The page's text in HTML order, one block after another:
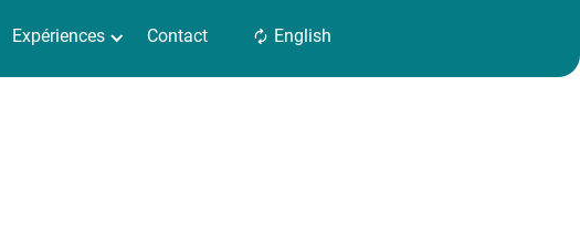
Expériences Contact English